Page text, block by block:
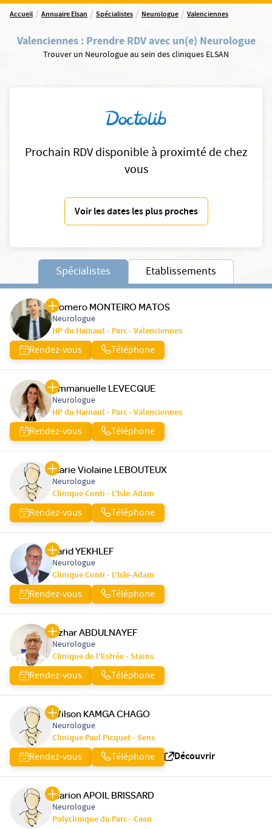
Accueil / Annuaire Elsan / Spécialistes / Neurologue / Valenciennes
Valenciennes: Prendre RDV avec un(e) Neurologue
Trouver un Neurologue au sein des cliniques ELSAN
Prochain RDV disponible à proximté de chez
vous
Voir les dates les plus proches
Spécialistes Etablissements
Homero MONTEIRO MATOS
Neurologue
HP du Hainaut - Parc - Valenciennes
Rendez-vous Téléphone
Emmanuelle LEVECQUE
Neurologue
HP du Hainaut - Parc - Valenciennes
Rendez-vous Téléphone
Marie Violaine LEBOUTEUX
Neurologue
Clinique Conti - L'Isle-Adam
Rendez-vous Téléphone
Farid YEKHLEF
Neurologue
Clinique Conti - L'Isle-Adam
Rendez-vous Téléphone
Azhar ABDULNAYEF
Neurologue
Clinique de l'Estrée - Stains
Rendez-vous Téléphone
Wilson KAMGA CHAGO
Neurologue
Clinique Paul Picquet - Sens
Rendez-vous Téléphone Découvrir
Marion APOIL BRISSARD
Neurologue
Polyclinique du Parc - Caen